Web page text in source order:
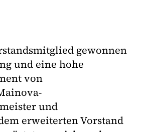
gewonnen
und eine hohe
von
und
erweiterten Vorstand